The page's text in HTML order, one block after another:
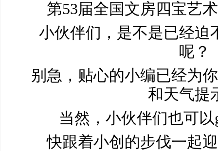
第53届全国文房四宝艺
小伙伴们，是不是已经迫
呢？
别急，贴心的小编已经为
和天气提
当然，小伙伴们也可
快跟着小创的步伐一起